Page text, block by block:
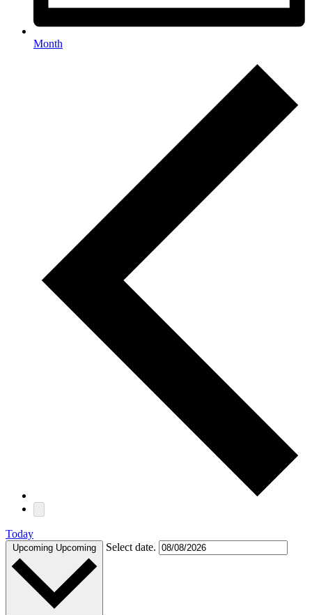
Month
Today
Upcoming Upcoming Select date.